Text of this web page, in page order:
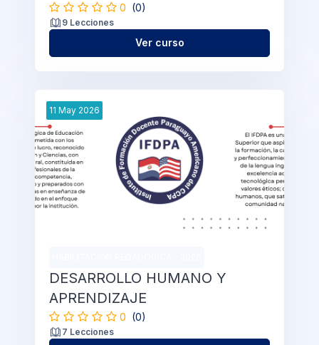
0 (0)
9 Lecciones
Ver curso
11 May 2026
DESARROLLO HUMANO Y
APRENDIZAJE
0 (0)
7 Lecciones